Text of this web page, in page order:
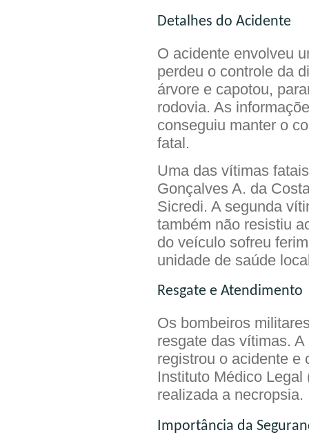
Detalhes do Acidente
O acidente envolveu
perdeu o controle da
árvore e capotou,
rodovia. As
conseguiu manter o
fatal.
Uma das vítimas
Gonçalves A. da
Sicredi. A segunda
também não resistiu
do veículo sofreu
unidade de saúde
Resgate e Atendimento
Os bombeiros
resgate das vítimas.
registrou o acidente e
Instituto Médico
realizada a necropsia.
Importância da